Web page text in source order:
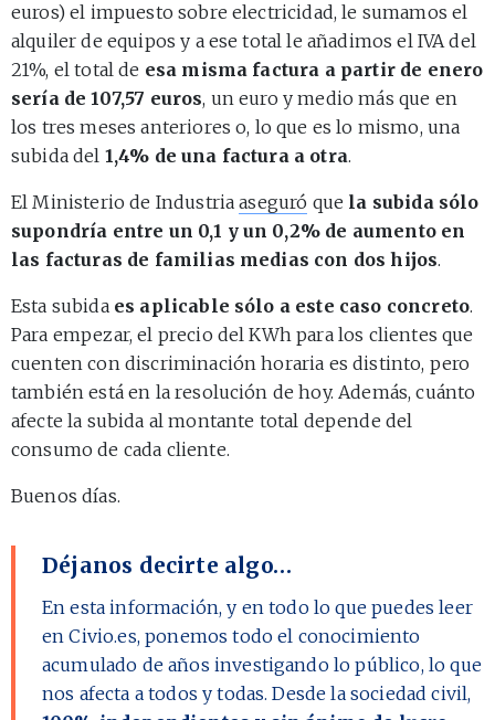
euros) el impuesto sobre electricidad, le sumamos el
alquiler de equipos y a ese total le añadimos el IVA del
21%, el total de esa misma factura a partir de enero
sería de 107,57 euros, un euro y medio más que en
los tres meses anteriores o, lo que es lo mismo, una
subida del 1,4% de una factura a otra.
El Ministerio de Industriaaseguró que la subida sólo
supondría entre un 0,1 y un 0,2% de aumento en
las facturas de familias medias con dos hijos.
Esta subida es aplicable sólo a este caso concreto.
Para empezar, el precio del KWh para los clientes que
cuenten con discriminación horaria es distinto, pero
también está en la resolución de hoy. Además, cuánto
afecte la subida al montante total depende del
consumo de cada cliente.
Buenos días.
Déjanos decirte algo…
En esta información, y en todo lo que puedes leer
en Civio.es, ponemos todo el conocimiento
acumulado de años investigando lo público, lo que
nos afecta a todos y todas. Desde la sociedad civil,